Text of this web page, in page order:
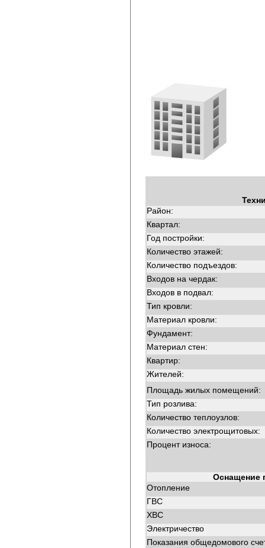
Район:
Квартал:
Год постройки:
Количество этажей:
Количество подъездов:
Входов на чердак:
Входов в подвал:
Тип кровли:
Материал кровли:
Фундамент:
Материал стен:
Квартир:
Жителей:
Площадь жилых помещений:
Тип розлива:
Количество теплоузлов:
Количество электрощитовых:
Процент износа:
Оснащение
Отопление
ГВС
ХВС
Электричество
Показания общедомового